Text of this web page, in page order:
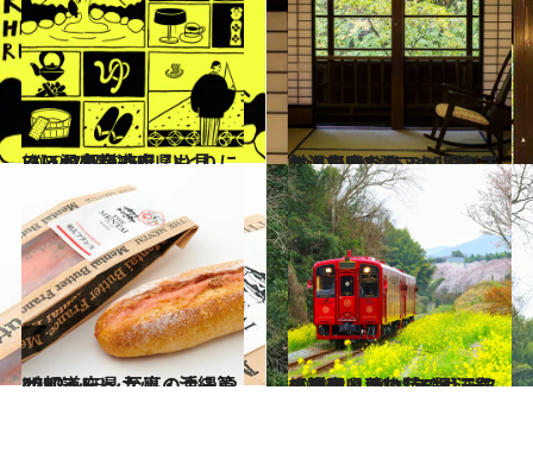
2022.2.10
《ほかの都道府県も見る》47都道府県 ひとりにいい温泉宿250
旅＆お出かけ 2020.1.19
名湯で叶う15,000円以下の温泉宿8選 これは絶対、行かなきゃソンです
旅＆お出かけ
2022.1.23
47都道府県 至高の手みやげリスト ～九州・沖縄篇 2022～
グルメ 2021.3.8
【福岡県 2021年版】 春の絶景・風物詩5選 深紅の列車と菜の花のカラフル風景
旅＆お出かけ